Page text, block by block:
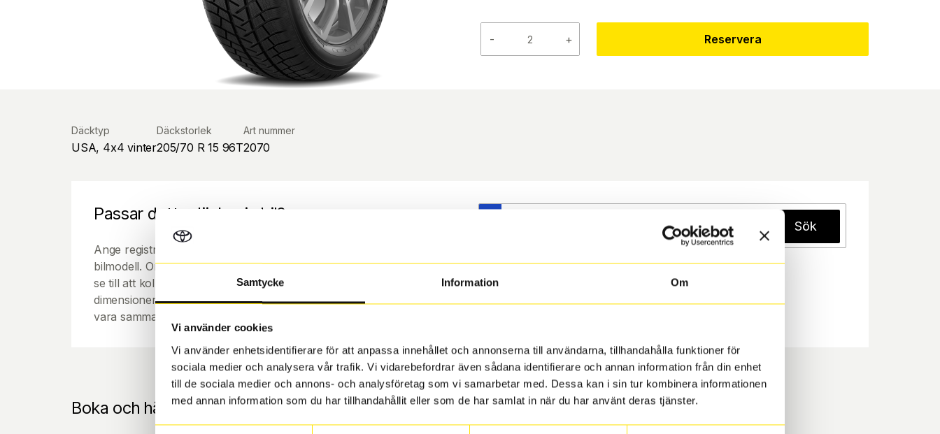
Samtycke Information Om
Vi använder cookies
Vi använder enhetsidentifierare för att anpassa innehållet och annonserna till användarna, tillhandahålla funktioner för
sociala medier och analysera vår trafik. Vi vidarebefordrar även sådana identifierare och annan information från din enhet
till de sociala medier och annons- och analysföretag som vi samarbetar med. Dessa kan i sin tur kombinera informationen
med annan information som du har tillhandahållit eller som de har samlat in när du har använt deras tjänster.
- + Reservera
Däcktyp
USA, 4x4 vinter
Däckstorlek
205/70 R 15 96T
Art nummer
2070
Passar detta däck min bil?
Ange registreringsnummer för att se om det däck du valt passar din
bilmodell. Om du köper däck som skall sättas på dina befintliga fälgar,
se till att kolla en extra gång så att däck och fälg har samma
dimensioner. Ibland kan fälgen ha bytts ut under årens lopp och inte
vara samma dimension som bilen hade ut från fabrik.
Sök
Boka och hämta hos Däckspecialen